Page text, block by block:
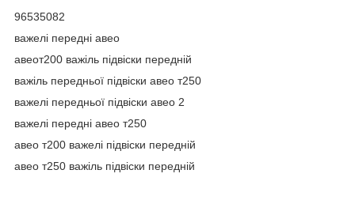
96535082
важелі передні авео
авеот200 важіль підвіски передній
важіль передньої підвіски авео т250
важелі передньої підвіски авео 2
важелі передні авео т250
авео т200 важелі підвіски передній
авео т250 важіль підвіски передній